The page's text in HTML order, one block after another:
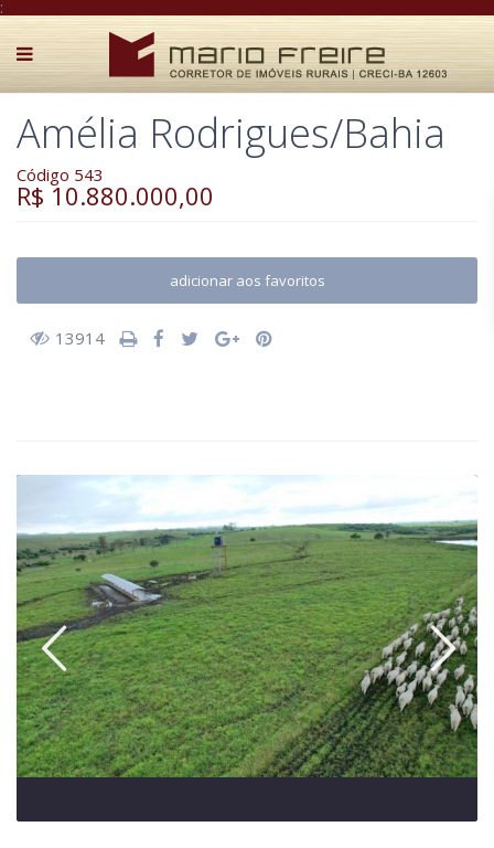
:
Amélia Rodrigues/Bahia
Código 543
R$ 10.880.000,00
adicionar aos favoritos
13914